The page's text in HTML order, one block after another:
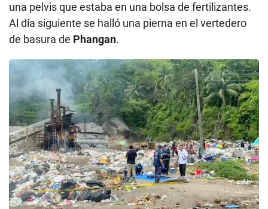
una pelvis que estaba en una bolsa de fertilizantes.
Al día siguiente se halló una pierna en el vertedero
de basura de Phangan.